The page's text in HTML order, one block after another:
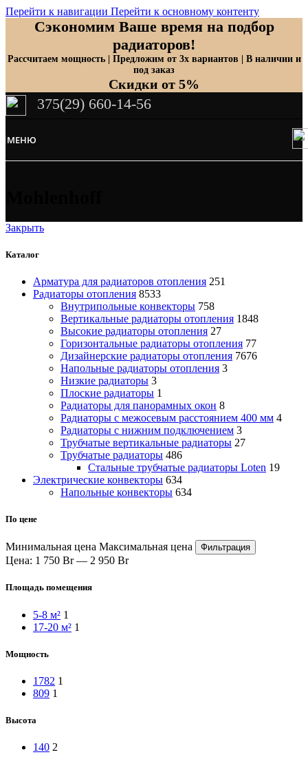
Перейти к навигации Перейти к основному контенту
Сэкономим Ваше время на подбор
радиаторов!
Рассчитаем мощность | Предложим от 3х вариантов | В наличии и
под заказ
Скидки от 5%
375(29) 660-14-56
МЕНЮ
Закрыть
Каталог
Арматура для радиаторов отопления 251
Радиаторы отопления 8533
Внутрипольные конвекторы 758
Вертикальные радиаторы отопления 1848
Высокие радиаторы отопления 27
Горизонтальные радиаторы отопления 77
Дизайнерские радиаторы отопления 7676
Напольные радиаторы отопления 3
Низкие радиаторы 3
Плоские радиаторы 1
Радиаторы для панорамных окон 8
Радиаторы с межосевым расстоянием 400 мм 4
Радиаторы с нижним подключением 3
Трубчатые вертикальные радиаторы 27
Трубчатые радиаторы 486
Cтальные трубчатые радиаторы Loten 19
Электрические конвекторы 634
Напольные конвекторы 634
По цене
Минимальная цена Максимальная цена Фильтрация
Цена: 1 750 Br— 2 950 Br
Площадь помещения
5-8 м² 1
17-20 м² 1
Мощность
1782 1
809 1
Высота
140 2